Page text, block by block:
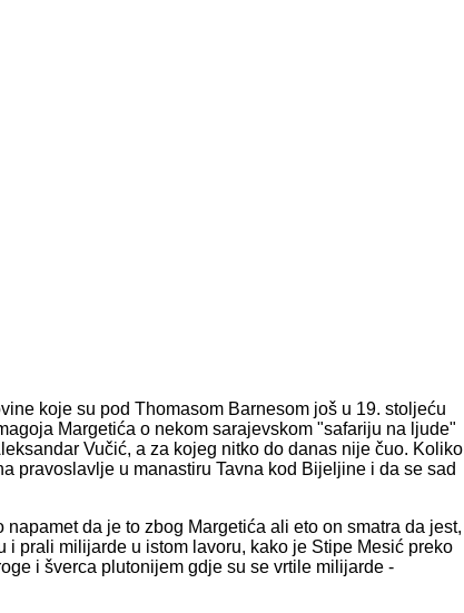
koje su pod Thomasom Barnesom još u 19. stoljeću
Margetića o nekom sarajevskom "safariju na ljude"
Vučić, a za kojeg nitko do danas nije čuo. Koliko
pravoslavlje u manastiru Tavna kod Bijeljine i da se sad
da je to zbog Margetića ali eto on smatra da jest,
prali milijarde u istom lavoru, kako je Stipe Mesić preko
i šverca plutonijem gdje su se vrtile milijarde -